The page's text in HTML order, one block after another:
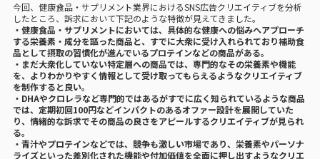
今回、健康食品・サプリメント業界におけるSNS広告クリエイティブを分析
したところ、訴求において下記のような特徴が見えてきました。
・健康食品・サプリメントにおいては、具体的な健康への悩みへアプローチ
する栄養素・成分を謳った商品と、すでに大衆に受け入れられており補助食
品として摂取の習慣化が進んでいるプロテインなどの商品がある。
・まだ大衆化していない特定層への商品では、専門的なその栄養素や機能
を、よりわかりやすく情報として受け取ってもらえるようなクリエイティブ
を制作すると良い。
・DHAやクロレラなど専門的ではあるがすでに広く知られているような商品
では、定期初回100円などインパクトのあるオファー設計を展開していた
り、情緒的な訴求でその商品の良さをアピールするクリエイティブが見られ
る。
・青汁やプロテインなどでは、競争も激しい市場であり、栄養素やパーソナ
ライズといった差別化された機能や付加価値を全面に押し出すようなクリエ